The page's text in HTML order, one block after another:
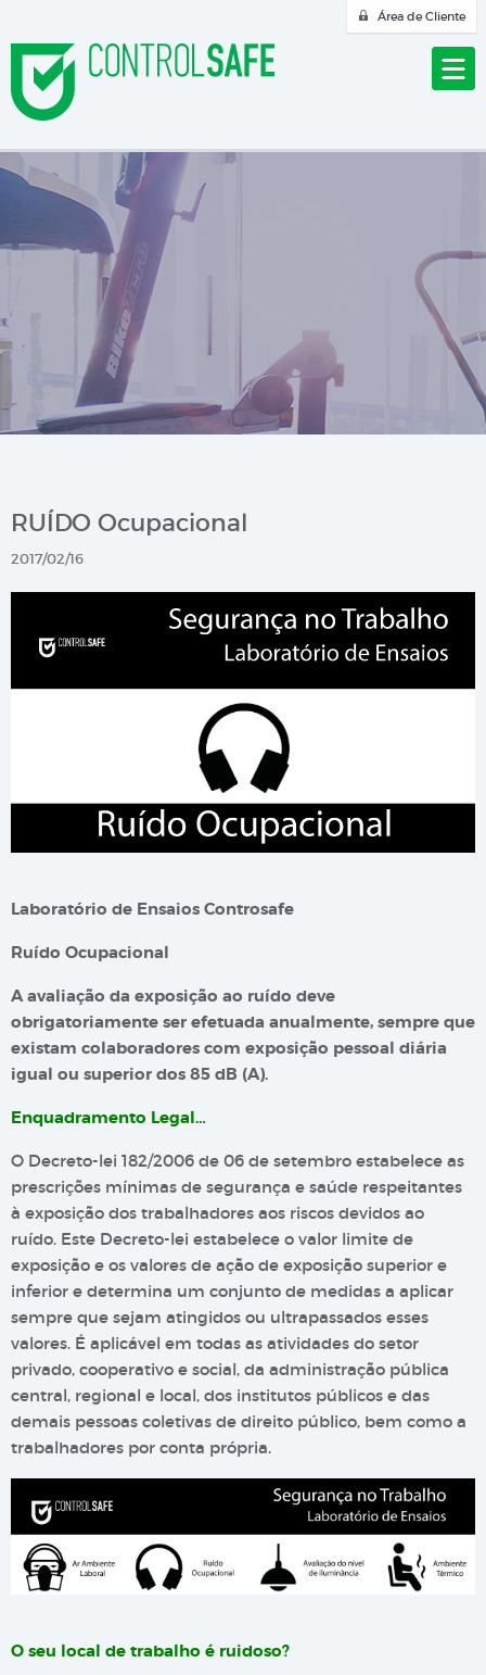
Área de Cliente
RUÍDO Ocupacional
2017/02/16
Laboratório de Ensaios Controsafe
Ruído Ocupacional
A avaliação da exposição ao ruído deve
obrigatoriamente ser efetuada anualmente, sempre que
existam colaboradores com exposição pessoal diária
igual ou superior dos 85 dB (A).
Enquadramento Legal…
O Decreto-lei 182/2006 de 06 de setembro estabelece as
prescrições mínimas de segurança e saúde respeitantes
à exposição dos trabalhadores aos riscos devidos ao
ruído. Este Decreto-lei estabelece o valor limite de
exposição e os valores de ação de exposição superior e
inferior e determina um conjunto de medidas a aplicar
sempre que sejam atingidos ou ultrapassados esses
valores. É aplicável em todas as atividades do setor
privado, cooperativo e social, da administração pública
central, regional e local, dos institutos públicos e das
demais pessoas coletivas de direito público, bem como a
trabalhadores por conta própria.
O seu local de trabalho é ruidoso?